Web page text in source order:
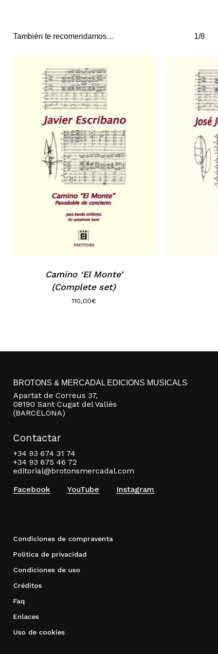
También te recomendamos… 1/8
Camino ‘El Monte’
(Complete set)
110,00€
BROTONS & MERCADAL EDICIONS MUSICALS
Apartat de Correus 37,
08190 Sant Cugat del Vallès
(BARCELONA)
Contactar
+34 93 674 31 74
+34 93 675 46 72
editorial@brotonsmercadal.com
Facebook
YouTube Instagram
Condiciones de compraventa
Política de privacidad
Condiciones de uso
Créditos
Faq
Enlaces
Uso de cookies